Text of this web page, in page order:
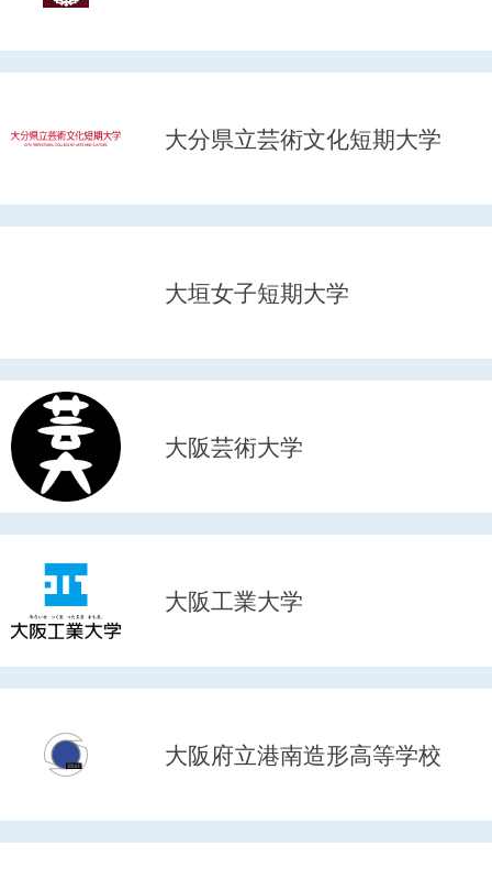
大分県立芸術文化短期大学
大垣女子短期大学
大阪芸術大学
大阪工業大学
大阪府立港南造形高等学校